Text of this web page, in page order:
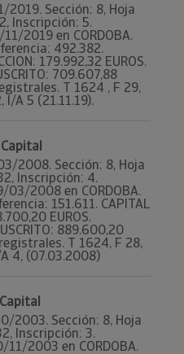
2019. Sección: 8, Hoja
Inscripción: 5.
2019 en CORDOBA.
492.382.
179.992,32 EUROS.
709.607,88
T 1624 , F 29,
I/A 5 (21.11.19).
2008. Sección: 8, Hoja
Inscripción: 4.
03/2008 en CORDOBA.
151.611. CAPITAL
EUROS.
889.600,20
T 1624, F 28,
4, (07.03.2008)
2003. Sección: 8, Hoja
Inscripción: 3.
2003 en CORDOBA.